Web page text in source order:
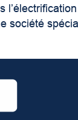
société